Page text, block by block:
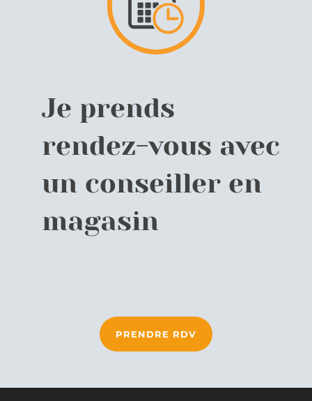
Je prends
rendez-vous avec
un conseiller en
magasin
PRENDRE RDV